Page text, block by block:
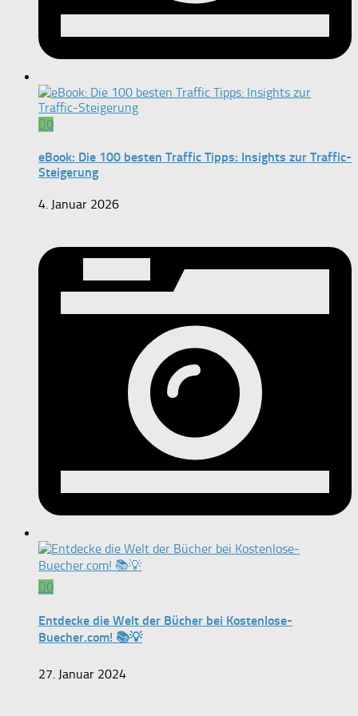
0
eBook: Die 100 besten Traffic Tipps: Insights zur Traffic-
Steigerung
4. Januar 2026
0
Entdecke die Welt der Bücher bei Kostenlose-
Buecher.com! 📚💡
27. Januar 2024